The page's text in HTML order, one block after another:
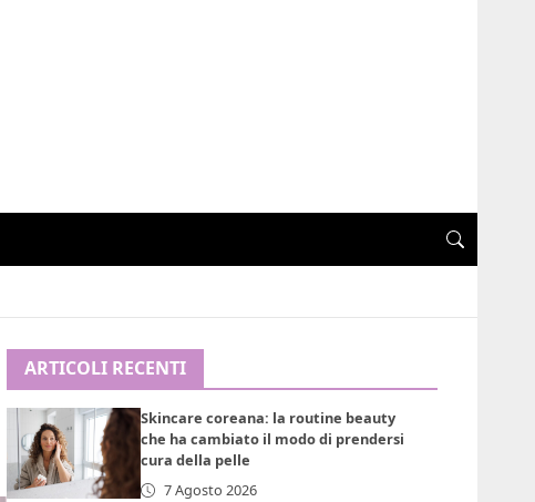
ARTICOLI RECENTI
Skincare coreana: la routine beauty
che ha cambiato il modo di prendersi
cura della pelle
7 Agosto 2026